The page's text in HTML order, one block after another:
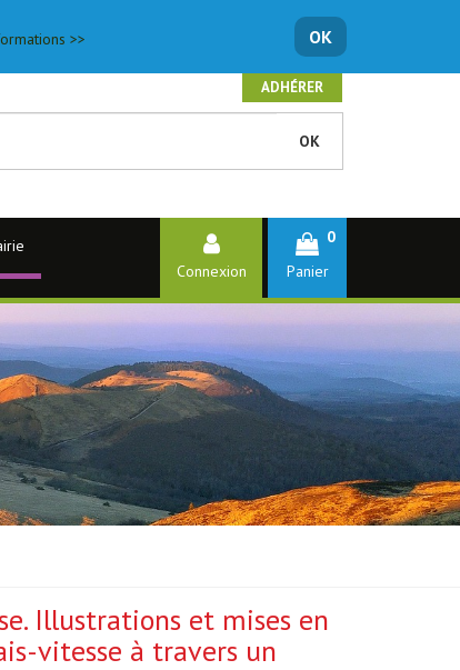
>> OK
ADHÉRER
OK
Connexion
0
Panier
Illustrations et mises en
vitesse à travers un